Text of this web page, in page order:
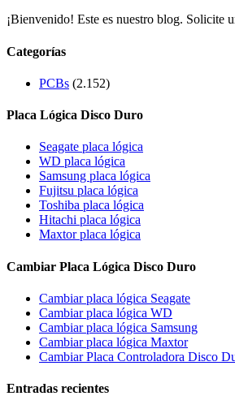
¡Bienvenido! Este es nuestro blog. Solicite
Categorías
PCBs (2.152)
Placa Lógica Disco Duro
Seagate placa lógica
WD placa lógica
Samsung placa lógica
Fujitsu placa lógica
Toshiba placa lógica
Hitachi placa lógica
Maxtor placa lógica
Cambiar Placa Lógica Disco Duro
Cambiar placa lógica Seagate
Cambiar placa lógica WD
Cambiar placa lógica Samsung
Cambiar placa lógica Maxtor
Cambiar Placa Controladora Disco
Entradas recientes